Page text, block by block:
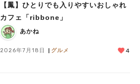
【鳳】ひとりでも入りやすいおしゃれ
カフェ「ribbone」
あかね
2026年7月18日 グルメ 4